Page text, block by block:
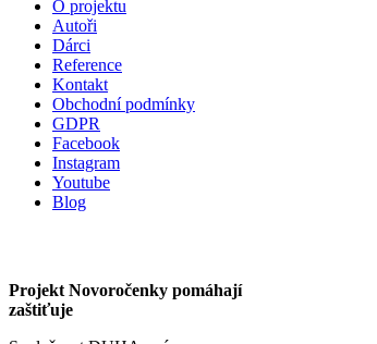
O projektu
Autoři
Dárci
Reference
Kontakt
Obchodní podmínky
GDPR
Facebook
Instagram
Youtube
Blog
Projekt Novoročenky pomáhají
zaštiťuje